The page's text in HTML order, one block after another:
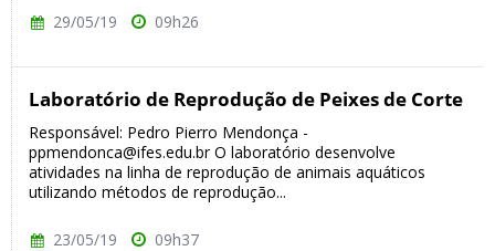
29/05/19 09h26
Laboratório de Reprodução de Peixes de Corte
Responsável: Pedro Pierro Mendonça -
ppmendonca@ifes.edu.br O laboratório desenvolve
atividades na linha de reprodução de animais aquáticos
utilizando métodos de reprodução...
23/05/19 09h37